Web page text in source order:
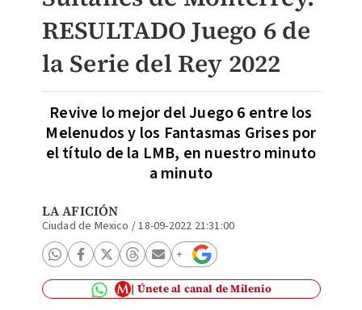
RESULTADO Juego 6 de
la Serie del Rey 2022
Revive lo mejor del Juego 6 entre los
Melenudos y los Fantasmas Grises por
el título de la LMB, en nuestro minuto
a minuto
LA AFICIÓN
Ciudad de Mexico /18-09-2022 21:31:00
Únete al canal de Milenio